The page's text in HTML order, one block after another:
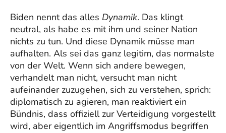
Biden nennt das alles Dynamik. Das klingt
neutral, als habe es mit ihm und seiner Nation
nichts zu tun. Und diese Dynamik müsse man
aufhalten. Als sei das ganz legitim, das normalste
von der Welt. Wenn sich andere bewegen,
verhandelt man nicht, versucht man nicht
aufeinander zuzugehen, sich zu verstehen, sprich:
diplomatisch zu agieren, man reaktiviert ein
Bündnis, dass offiziell zur Verteidigung vorgestellt
wird, aber eigentlich im Angriffsmodus begriffen